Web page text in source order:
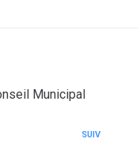
Municipal
SUIV